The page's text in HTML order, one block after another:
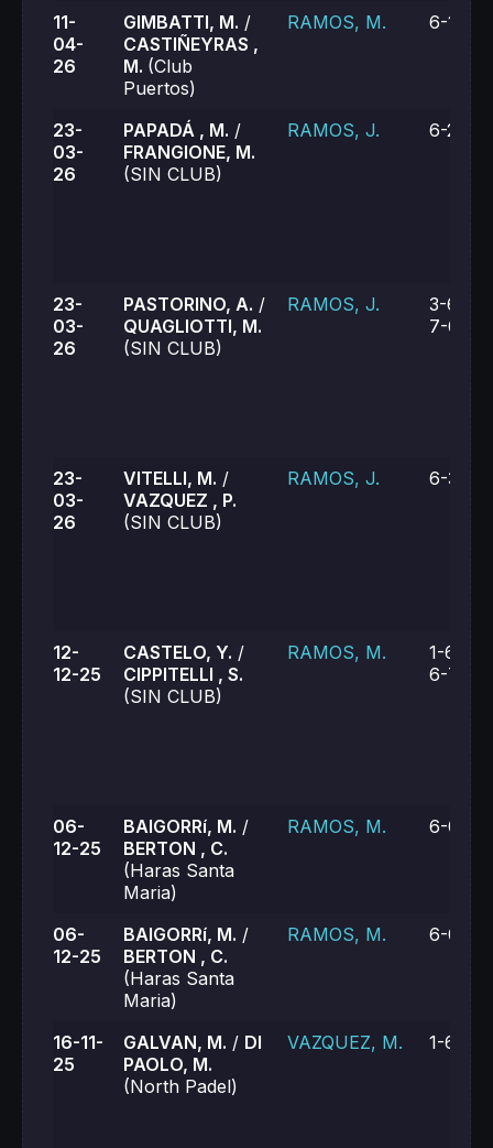
11-
04-
26
GIMBATTI, M. /
CASTIÑEYRAS ,
M. (Club
Puertos)
RAMOS, M. 6-1, 6-2
23-
03-
26
PAPADÁ , M. /
FRANGIONE, M.
(SIN CLUB)
RAMOS, J. 6-2, 6-1
23-
03-
26
PASTORINO, A. /
QUAGLIOTTI, M.
(SIN CLUB)
RAMOS, J.
3-6, 6-
7-6 (8)
23-
03-
26
VITELLI, M. /
VAZQUEZ , P.
(SIN CLUB)
RAMOS, J. 6-3, 6-
12-
12-25
CASTELO, Y. /
CIPPITELLI , S.
(SIN CLUB)
RAMOS, M.
1-6, 6-
6-7 (5)
06-
12-25
BAIGORRí, M. /
BERTON , C.
(Haras Santa
Maria)
RAMOS, M. 6-0, 6-
06-
12-25
BAIGORRí, M. /
BERTON , C.
(Haras Santa
Maria)
RAMOS, M. 6-0, 6-
16-11-
25
GALVAN, M. / DI
PAOLO, M.
(North Padel)
VAZQUEZ, M. 1-6, 2-6